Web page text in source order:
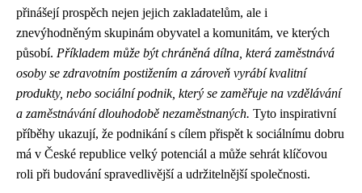
přinášejí prospěch nejen jejich zakladatelům, ale i
znevýhodněným skupinám obyvatel a komunitám, ve kterých
působí. Příkladem může být chráněná dílna, která zaměstnává
osoby se zdravotním postižením a zároveň vyrábí kvalitní
produkty, nebo sociální podnik, který se zaměřuje na vzdělávání
a zaměstnávání dlouhodobě nezaměstnaných. Tyto inspirativní
příběhy ukazují, že podnikání s cílem přispět k sociálnímu dobru
má v České republice velký potenciál a může sehrát klíčovou
roli při budování spravedlivější a udržitelnější společnosti.